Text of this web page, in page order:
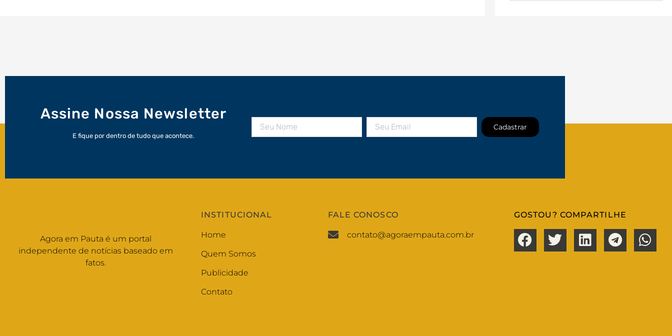
Assine Nossa Newsletter
E fique por dentro de tudo que acontece.
Cadastrar
Agora em Pauta é um portal
independente de notícias baseado em
fatos.
INSTITUCIONAL
Home
Quem Somos
Publicidade
Contato
FALE CONOSCO
contato@agoraempauta.com.br
GOSTOU? COMPARTILHE